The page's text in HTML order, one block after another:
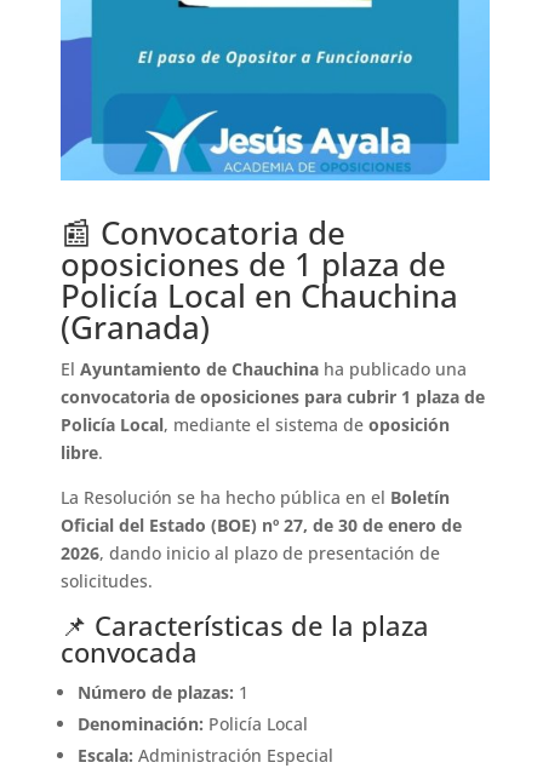
📰 Convocatoria de
oposiciones de 1 plaza de
Policía Local en Chauchina
(Granada)
ElAyuntamiento de Chauchina ha publicado una
convocatoria de oposiciones para cubrir 1 plaza de
Policía Local, mediante el sistema deoposición
libre.
La Resolución se ha hecho pública en el Boletín
Oficial del Estado (BOE) nº 27, de 30 de enero de
2026, dando inicio al plazo de presentación de
solicitudes.
📌 Características de la plaza
convocada
Número de plazas: 1
Denominación: Policía Local
Escala: Administración Especial